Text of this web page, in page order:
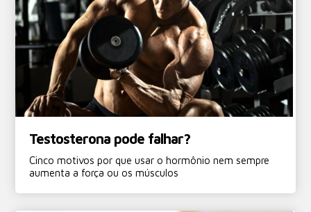
Testosterona pode falhar?
Cinco motivos por que usar o hormônio nem sempre
aumenta a força ou os músculos